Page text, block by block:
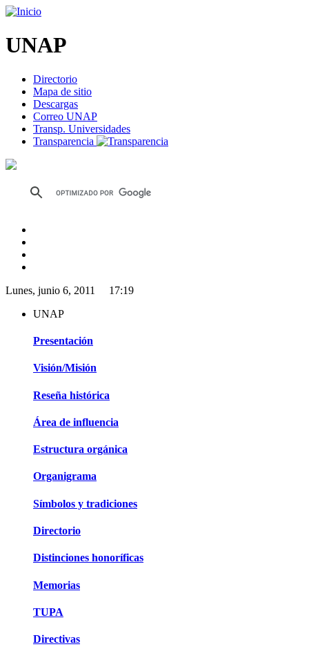
UNAP
Directorio
Mapa de sitio
Descargas
Correo UNAP
Transp. Universidades
Transparencia
Lunes, junio 6, 2011 17:19
UNAP
Presentación
Visión/Misión
Reseña histórica
Área de influencia
Estructura orgánica
Organigrama
Símbolos y tradiciones
Directorio
Distinciones honoríficas
Memorias
TUPA
Directivas